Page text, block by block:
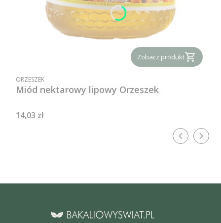
Zobacz produkt
PRODUCENT
ORZESZEK
Miód nektarowy lipowy Orzeszek
Cena
14,03 zł